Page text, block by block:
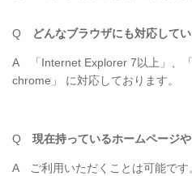
Q どんなブラウザにも対応して
A
「Internet Explorer 7以上」、
chrome」 に対応しております。
Q 現在持っているホームページ
A
ご利用いただくことは可能です